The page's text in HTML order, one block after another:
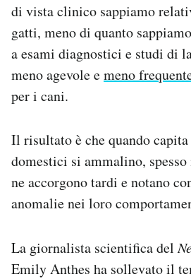
Newsletter
Notifiche mobile
Regala il Post
Hai bisogno di aiuto?
Esci
di vista clinico sappiamo
gatti, meno di quanto
a esami diagnostici e studi di
meno agevole emeno
per i cani.
Il risultato è che quando
domestici si ammalino,
ne accorgono tardi e notano
anomalie nei loro
La giornalista scientifica del
Emily Anthes ha sollevato il